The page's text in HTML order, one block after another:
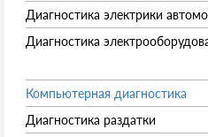
Диагностика электрики
Диагностика
Компьютерная диагностика
Диагностика раздатки